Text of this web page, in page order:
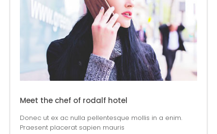
Meet the chef of rodalf hotel
Donec ut ex ac nulla pellentesque mollis in a enim.
Praesent placerat sapien mauris